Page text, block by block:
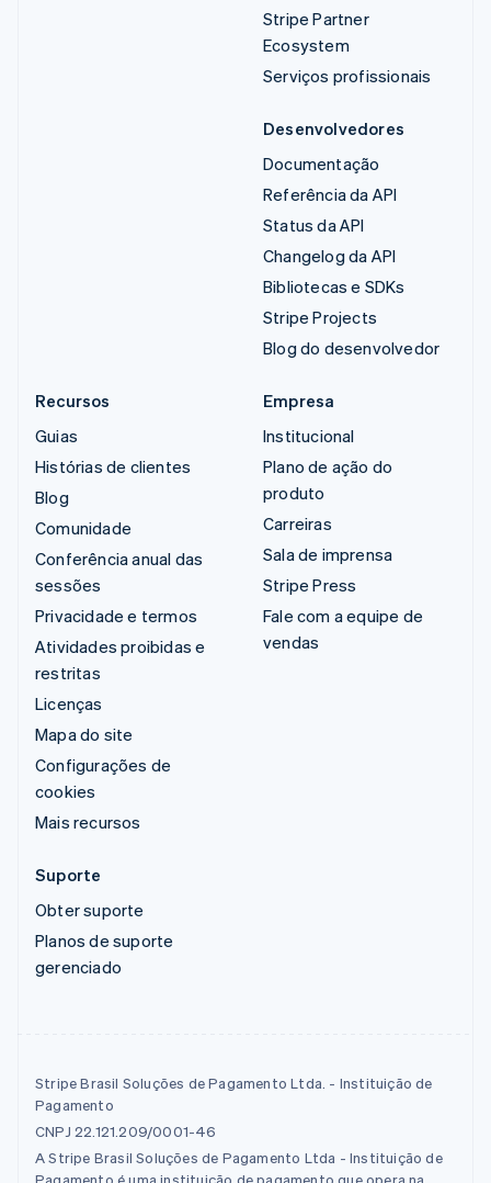
Stripe Partner
Ecosystem
Serviços profissionais
Desenvolvedores
Documentação
Referência da API
Status da API
Changelog da API
Bibliotecas e SDKs
Stripe Projects
Blog do desenvolvedor
Recursos
Guias
Histórias de clientes
Blog
Comunidade
Conferência anual das
sessões
Privacidade e termos
Atividades proibidas e
restritas
Licenças
Mapa do site
Configurações de
cookies
Mais recursos
Empresa
Institucional
Plano de ação do
produto
Carreiras
Sala de imprensa
Stripe Press
Fale com a equipe de
vendas
Suporte
Obter suporte
Planos de suporte
gerenciado
Stripe Brasil Soluções de Pagamento Ltda. - Instituição de
Pagamento
CNPJ 22.121.209/0001-46
A Stripe Brasil Soluções de Pagamento Ltda - Instituição de
Pagamento é uma instituição de pagamento que opera na